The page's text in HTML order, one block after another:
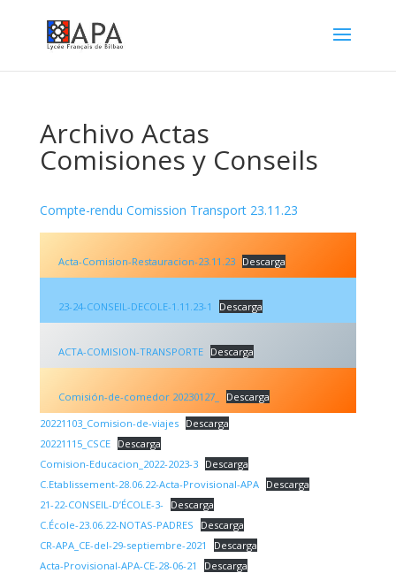
Archivo Actas
Comisiones y Conseils
Compte-rendu Comission Transport 23.11.23
Acta-Comision-Restauracion-23.11.23 Descarga
23-24-CONSEIL-DECOLE-1.11.23-1 Descarga
ACTA-COMISION-TRANSPORTE Descarga
Comisión-de-comedor 20230127_
Descarga
20221103_Comision-de-viajes
Descarga
20221115_CSCE
Descarga
Comision-Educacion_2022-2023-3
Descarga
C.Etablissement-28.06.22-Acta-Provisional-APA
Descarga
21-22-CONSEIL-D’ÉCOLE-3-
Descarga
C.École-23.06.22-NOTAS-PADRES
Descarga
CR-APA_CE-del-29-septiembre-2021
Descarga
Acta-Provisional-APA-CE-28-06-21
Descarga